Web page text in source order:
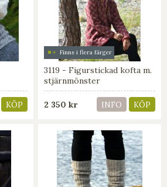
KÖP
Finns i flera färger
3119 - Figurstickad kofta m.
stjärnmönster
2 350 kr INFO KÖP